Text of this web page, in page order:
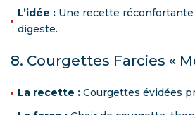
L’idée : Une recette
digeste.
8. Courgettes Farcies «
La recette : Courgettes évidées